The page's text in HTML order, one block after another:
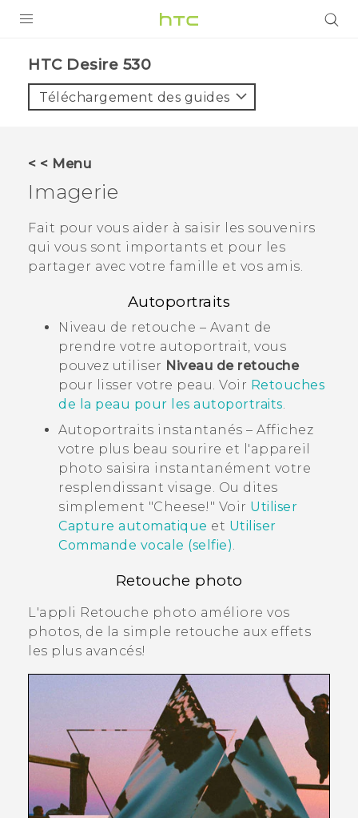
VIVE
VIVERSE
SUPPORT
Appareils HTC & Accessoires
HTC Desire 530‎
Téléchargement des guides
< < Menu
Imagerie
Fait pour vous aider à saisir les souvenirs
qui vous sont importants et pour les
partager avec votre famille et vos amis.
Autoportraits
Niveau de retouche – Avant de
prendre votre autoportrait, vous
pouvez utiliser Niveau de retouche
pour lisser votre peau. Voir Retouches
de la peau pour les autoportraits.
Autoportraits instantanés – Affichez
votre plus beau sourire et l'appareil
photo saisira instantanément votre
resplendissant visage. Ou dites
simplement "‍Cheese!"‍ Voir Utiliser
Capture automatique et Utiliser
Commande vocale (selfie).
Retouche photo
L'appli Retouche photo améliore vos
photos, de la simple retouche aux effets
les plus avancés!